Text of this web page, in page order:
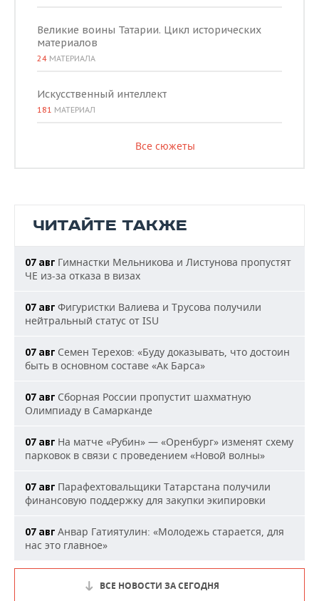
Великие воины Татарии. Цикл исторических
материалов
24 МАТЕРИАЛА
Искусственный интеллект
181 МАТЕРИАЛ
Все сюжеты
ЧИТАЙТЕ ТАКЖЕ
07 авг Гимнастки Мельникова и Листунова пропустят
ЧЕ из-за отказа в визах
07 авг Фигуристки Валиева и Трусова получили
нейтральный статус от ISU
07 авг Семен Терехов: «Буду доказывать, что достоин
быть в основном составе «Ак Барса»
07 авг Сборная России пропустит шахматную
Олимпиаду в Самарканде
07 авг На матче «Рубин» — «Оренбург» изменят схему
парковок в связи с проведением «Новой волны»
07 авг Парафехтовальщики Татарстана получили
финансовую поддержку для закупки экипировки
07 авг Анвар Гатиятулин: «Молодежь старается, для
нас это главное»
ВСЕ НОВОСТИ ЗА СЕГОДНЯ